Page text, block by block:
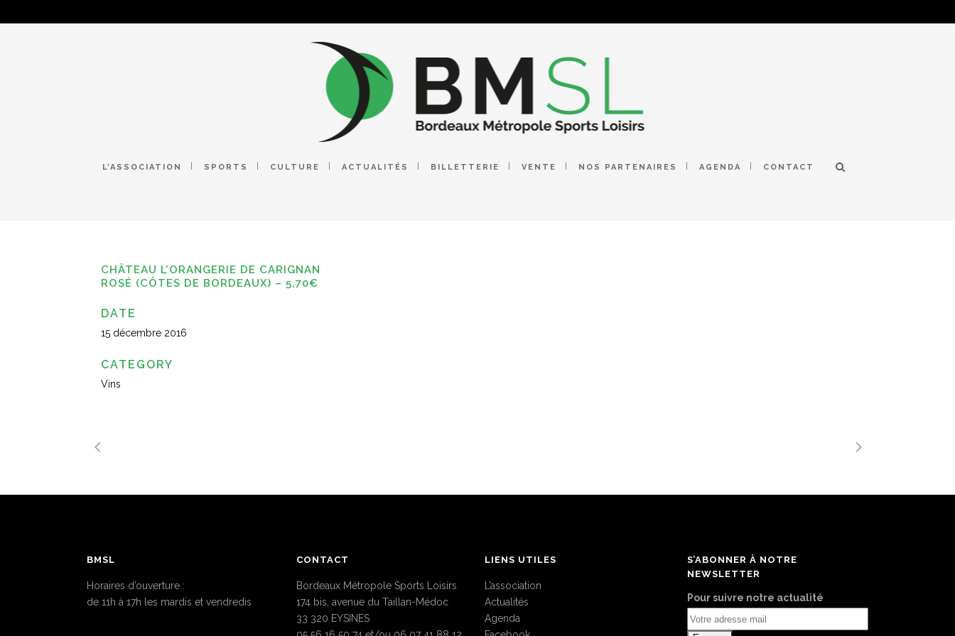
L’ASSOCIATION SPORTS CULTURE ACTUALITÉS BILLETTERIE VENTE NOS PARTENAIRES AGENDA CONTACT
CHÂTEAU L’ORANGERIE DE CARIGNAN
ROSÉ (CÔTES DE BORDEAUX) – 5,70€
DATE
15 décembre 2016
CATEGORY
Vins
BMSL
Horaires d’ouverture :
de 11h à 17h les mardis et vendredis
CONTACT
Bordeaux Métropole Sports Loisirs
174 bis, avenue du Taillan-Médoc
33 320 EYSINES
LIENS UTILES
L’association
Actualités
Agenda
S’ABONNER À NOTRE
NEWSLETTER
Pour suivre notre actualité